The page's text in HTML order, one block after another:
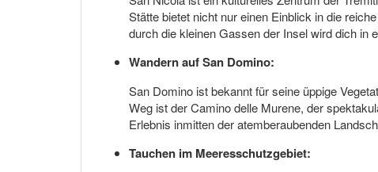
Stätte bietet nicht nur einen Einblick in die
durch die kleinen Gassen der Insel wird dich in
Wandern auf San Domino:
San Domino ist bekannt für seine üppige
Weg ist der Camino delle Murene, der
Erlebnis inmitten der atemberaubenden
Tauchen im Meeresschutzgebiet: